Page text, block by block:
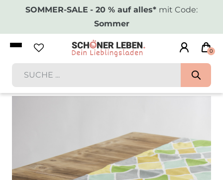
SOMMER-SALE - 20 % auf alles* mit Code:
Sommer
0